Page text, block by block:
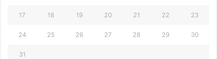
17 18 19 20 21 22 23
24 25 26 27 28 29 30
31